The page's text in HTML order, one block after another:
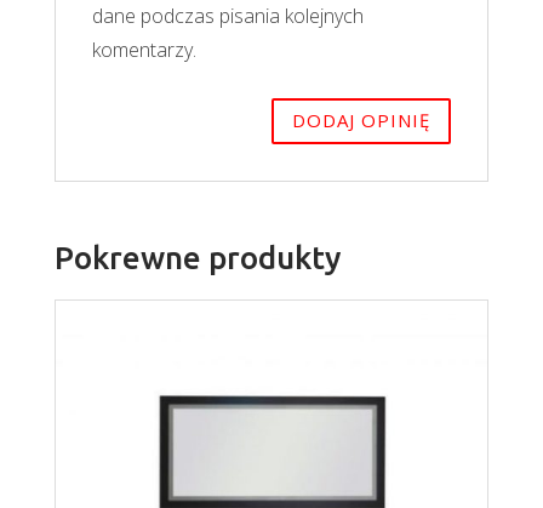
dane podczas pisania kolejnych
komentarzy.
Pokrewne produkty